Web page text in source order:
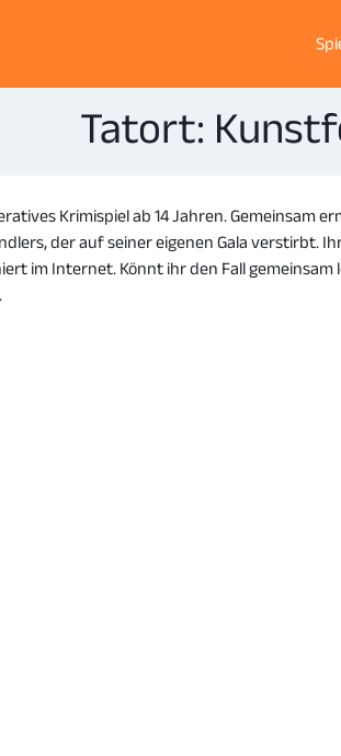
Tatort:
Krimispiel ab 14 Jahren. Gemeinsam
der auf seiner eigenen Gala verstirbt.
im Internet. Könnt ihr den Fall gemeinsam